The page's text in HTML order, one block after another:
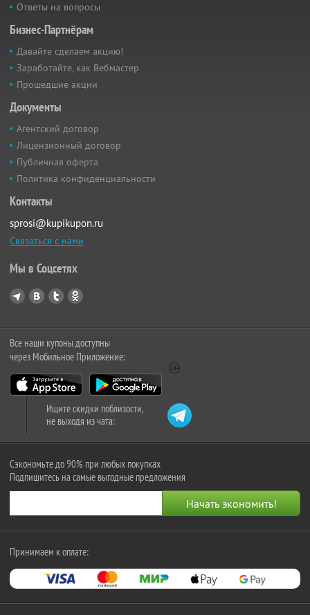
Ответы на вопросы
Бизнес-Партнёрам
Давайте сделаем акцию!
Заработайте, как Вебмастер
Прошедшие акции
Документы
Агентский договор
Лицензионный договор
Публичная оферта
Политика конфиденциальности
Контакты
sprosi@kupikupon.ru
Связаться с нами
Мы в Соцсетях
Все наши купоны доступны
через Мобильное Приложение:
Ищите скидки поблизости,
не выходя из чата:
Сэкономьте до 90% при любых покупках
Подпишитесь на самые выгодные предложения
Принимаем к оплате: